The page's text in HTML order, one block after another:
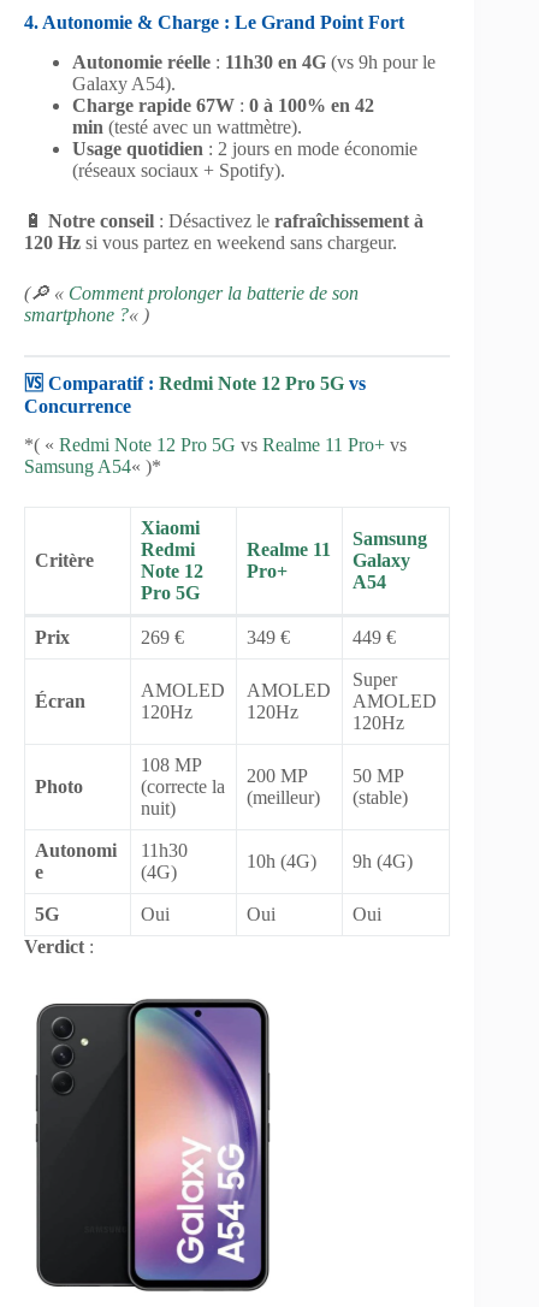
4. Autonomie & Charge : Le Grand Point Fort
Autonomie réelle : 11h30 en 4G (vs 9h pour le
Galaxy A54).
Charge rapide 67W : 0 à 100% en 42
min (testé avec un wattmètre).
Usage quotidien : 2 jours en mode économie
(réseaux sociaux + Spotify).
🔋 Notre conseil : Désactivez le rafraîchissement à
120 Hz si vous partez en weekend sans chargeur.
(🔎 « Comment prolonger la batterie de son
smartphone ?« )
🆚 Comparatif : Redmi Note 12 Pro 5G vs
Concurrence
*( « Redmi Note 12 Pro 5G vs Realme 11 Pro+ vs
Samsung A54« )*
Critère
Xiaomi
Redmi
Note 12
Pro 5G
Realme 11
Pro+
Samsung
Galaxy
A54
Prix 269 € 349 € 449 €
Écran
AMOLED
120Hz
AMOLED
120Hz
Super
AMOLED
120Hz
Photo
108 MP
(correcte la
nuit)
200 MP
(meilleur)
50 MP
(stable)
Autonomi
e
11h30
(4G)
10h (4G) 9h (4G)
5G Oui Oui
Oui
Verdict :